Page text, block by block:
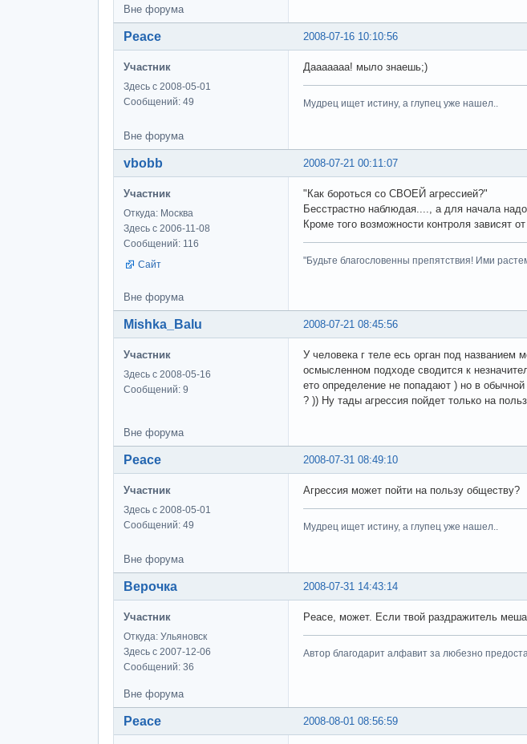
Вне форума
2008-07-16 10:10:56
Peace
Участник
Здесь с 2008-05-01
Сообщений: 49
Дааааааа! мыло знаешь;)
Мудрец ищет истину, а глупец уже нашел..
Вне форума
2008-07-21 00:11:07
vbobb
Участник
Откуда: Москва
Здесь с 2006-11-08
Сообщений: 116
Сайт
"Как бороться со СВОЕЙ агрессией?"
Бесстрастно наблюдая...., а для начала
Кроме того возможности контроля зависят
"Будьте благословенны препятствия! Ими
Вне форума
2008-07-21 08:45:56
Mishka_Balu
Участник
Здесь с 2008-05-16
Сообщений: 9
У человека г теле есь орган под названием
осмысленном подходе сводится к
ето определение не попадают ) но в
? )) Ну тады агрессия пойдет только на
Вне форума
2008-07-31 08:49:10
Peace
Участник
Здесь с 2008-05-01
Сообщений: 49
Агрессия может пойти на пользу обществу?
Мудрец ищет истину, а глупец уже нашел..
Вне форума
2008-07-31 14:43:14
Верочка
Участник
Откуда: Ульяновск
Здесь с 2007-12-06
Сообщений: 36
Peace, может. Если твой раздражитель
Автор благодарит алфавит за любезно
Вне форума
2008-08-01 08:56:59
Peace